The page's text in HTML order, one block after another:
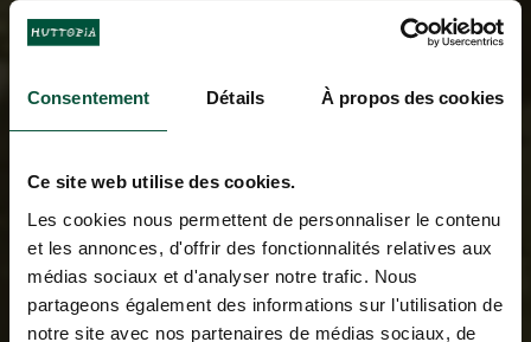
Consentement Détails À propos des cookies
Ce site web utilise des cookies.
Les cookies nous permettent de personnaliser le contenu
et les annonces, d'offrir des fonctionnalités relatives aux
médias sociaux et d'analyser notre trafic. Nous
partageons également des informations sur l'utilisation de
notre site avec nos partenaires de médias sociaux, de